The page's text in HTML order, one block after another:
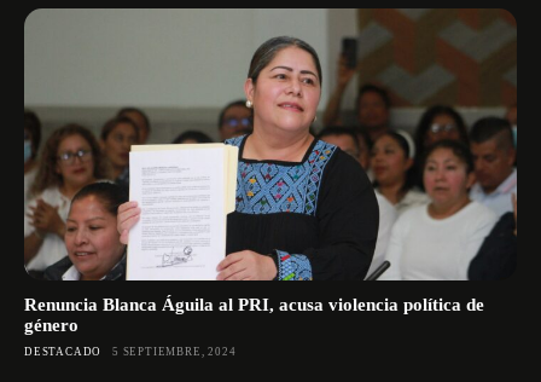
Renuncia Blanca Águila al PRI, acusa violencia política de
género
DESTACADO 5 SEPTIEMBRE, 2024